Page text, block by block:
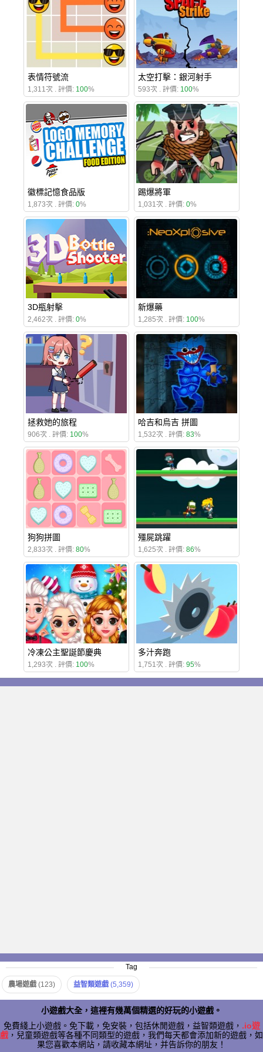
表情符號流
1,311次 . 評價: 100%
太空打擊：銀河射手
593次 . 評價: 100%
徽標記憶食品版
1,873次 . 評價: 0%
踢爆將軍
1,031次 . 評價: 0%
3D瓶射擊
2,462次 . 評價: 0%
新爆藥
1,285次 . 評價: 100%
拯救她的旅程
906次 . 評價: 100%
哈吉和烏吉 拼圖
1,532次 . 評價: 83%
狗狗拼圖
2,833次 . 評價: 80%
殭屍跳躍
1,625次 . 評價: 86%
冷凍公主聖誕節慶典
1,293次 . 評價: 100%
多汁奔跑
1,751次 . 評價: 95%
Tag
農場遊戲 (123) 益智類遊戲 (5,359)
小遊戲大全，這裡有幾萬個精選的好玩的小遊戲。
免費綫上小遊戲。免下載，免安裝，包括休閒遊戲，益智類遊戲， .io遊
戲 ，兒童類遊戲等各種不同類型的遊戲，我們每天都會添加新的遊戲，如
果您喜歡本網站，請收藏本網址，并告訴你的朋友！